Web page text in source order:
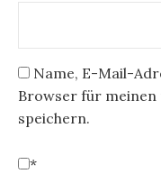
Name, E-Mail-
Browser für
speichern.
*